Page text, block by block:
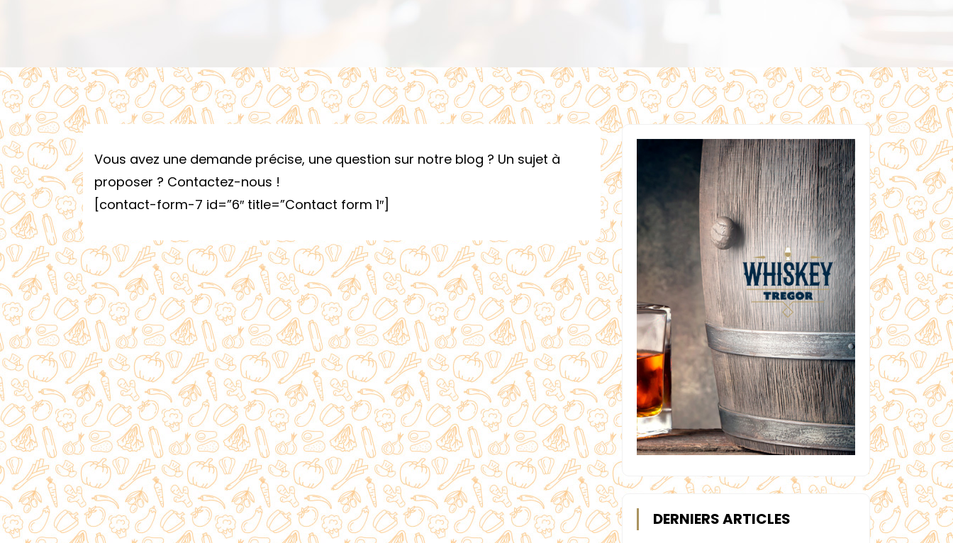
Vous avez une demande précise, une question sur notre blog ? Un sujet à
proposer ? Contactez-nous !
[contact-form-7 id=”6″ title=”Contact form 1″]
DERNIERS ARTICLES